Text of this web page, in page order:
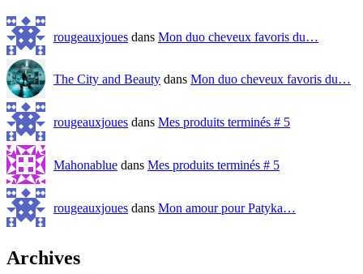
rougeauxjoues dans Mon duo cheveux favoris du…
The City and Beauty dans Mon duo cheveux favoris du…
rougeauxjoues dans Mes produits terminés # 5
Mahonablue dans Mes produits terminés # 5
rougeauxjoues dans Mon amour pour Patyka…
Archives